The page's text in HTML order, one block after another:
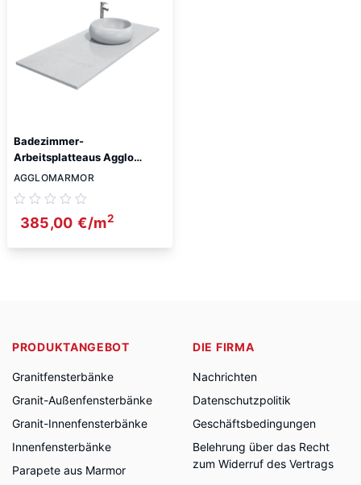
Badezimmer-
Arbeitsplatteaus Agglo
Marmor White Pearl 2cm
AGGLOMARMOR
385,00 €/m2
PRODUKTANGEBOT
Granitfensterbänke
Granit-Außenfensterbänke
Granit-Innenfensterbänke
Innenfensterbänke
Parapete aus Marmor
DIE FIRMA
Nachrichten
Datenschutzpolitik
Geschäftsbedingungen
Belehrung über das Recht
zum Widerruf des Vertrags